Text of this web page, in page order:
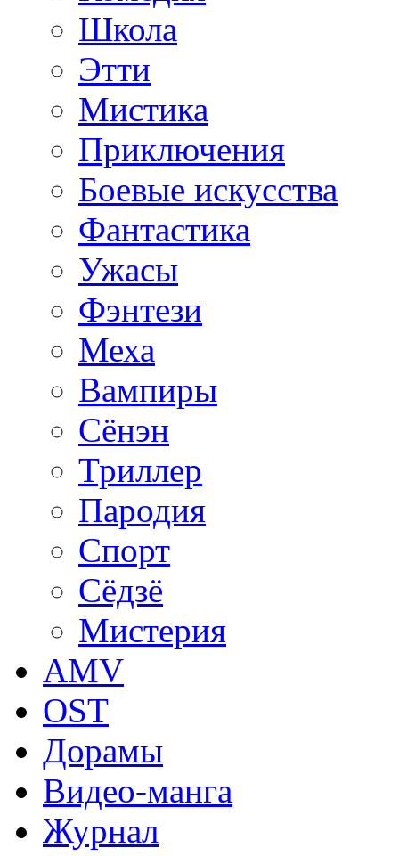
Школа
Этти
Мистика
Приключения
Боевые искусства
Фантастика
Ужасы
Фэнтези
Меха
Вампиры
Сёнэн
Триллер
Пародия
Спорт
Сёдзё
Мистерия
AMV
OST
Дорамы
Видео-манга
Журнал